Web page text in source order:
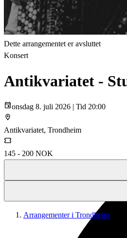
Dette arrangementet er avsluttet
Konsert
Antikvariatet -
onsdag 8. juli 2026 | Tid 20:00
Antikvariatet, Trondheim
145 - 200 NOK
Arrangementer i Trondheim